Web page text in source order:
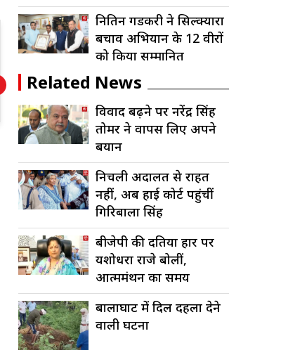
सफर, नई रेल
परियोजना से बदलेगी
तस्वीर
नितिन गडकरी ने सिल्क्यारा
बचाव अभियान के 12 वीरों
को किया सम्मानित
Related News
विवाद बढ़ने पर नरेंद्र सिंह
तोमर ने वापस लिए अपने
बयान
निचली अदालत से राहत
नहीं, अब हाई कोर्ट पहुंचीं
गिरिबाला सिंह
बीजेपी की दतिया हार पर
यशोधरा राजे बोलीं,
आत्ममंथन का समय
बालाघाट में दिल दहला देने
वाली घटना